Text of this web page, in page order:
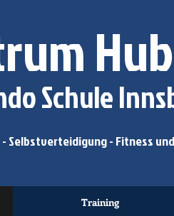
Schule
Selbstverteidigung - Fitness
Training